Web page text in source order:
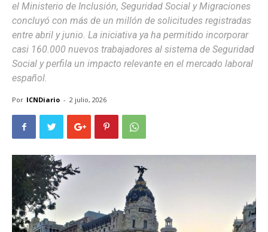
el Ministerio de Inclusión, Seguridad Social y Migraciones
concluyó con más de un millón de solicitudes registradas
entre abril y junio. La iniciativa ya ha permitido incorporar
casi 160.000 nuevos trabajadores al sistema de Seguridad
Social y perfila un impacto relevante en el mercado laboral
español.
Por ICNDiario - 2 julio, 2026